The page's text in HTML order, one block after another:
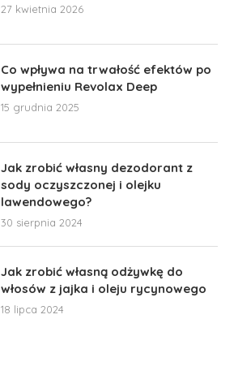
27 kwietnia 2026
Co wpływa na trwałość efektów po
wypełnieniu Revolax Deep
15 grudnia 2025
Jak zrobić własny dezodorant z
sody oczyszczonej i olejku
lawendowego?
30 sierpnia 2024
Jak zrobić własną odżywkę do
włosów z jajka i oleju rycynowego
18 lipca 2024